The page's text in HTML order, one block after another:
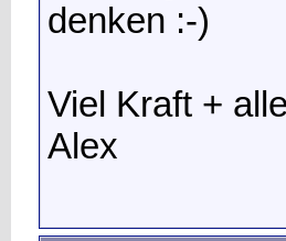
denken :-)
Viel Kraft +
Alex